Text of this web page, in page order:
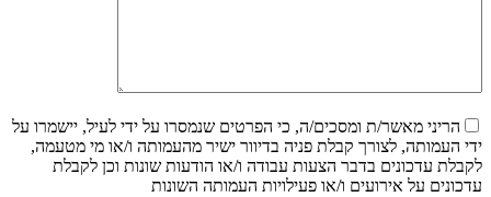
הריני מאשר/ת ומסכים/ה, כי הפרטים שנמסרו על ידי לעיל, יישמרו על
ידי העמותה, לצורך קבלת פניה בדיוור ישיר מהעמותה ו/או מי מטעמה,
לקבלת עדכונים בדבר הצעות עבודה ו/או הודעות שונות וכן לקבלת
עדכונים על אירועים ו/או פעילויות העמותה השונות